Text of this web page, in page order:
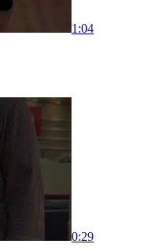
1:04
0:29